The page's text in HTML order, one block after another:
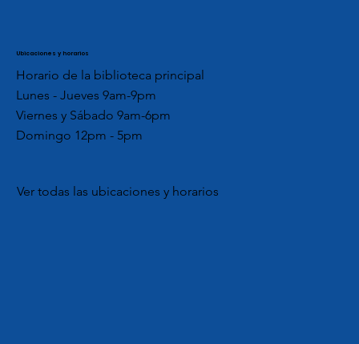
Ubicaciones y horarios
Horario de la biblioteca principal
Lunes - Jueves 9am-9pm
Viernes y Sábado 9am-6pm
Domingo 12pm - 5pm
Ver todas las ubicaciones y horarios